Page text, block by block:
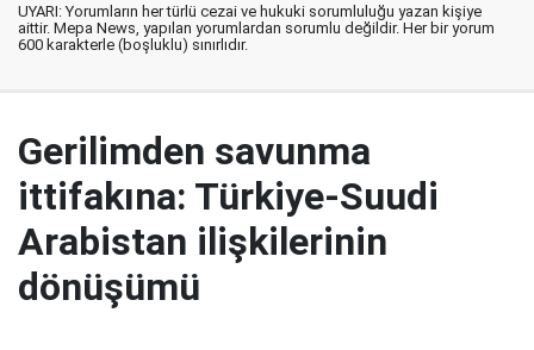
UYARI: Yorumların her türlü cezai ve hukuki sorumluluğu yazan kişiye
aittir. Mepa News, yapılan yorumlardan sorumlu değildir. Her bir yorum
600 karakterle (boşluklu) sınırlıdır.
Gerilimden savunma
ittifakına: Türkiye-Suudi
Arabistan ilişkilerinin
dönüşümü